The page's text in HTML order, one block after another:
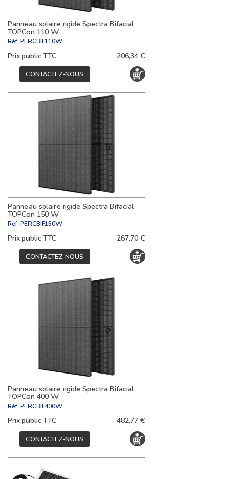
Panneau solaire rigide Spectra Bifacial
TOPCon 110 W
Réf. PERCBIF110W
Prix public TTC 206,34 €
CONTACTEZ-NOUS
Panneau solaire rigide Spectra Bifacial
TOPCon 150 W
Réf. PERCBIF150W
Prix public TTC 267,70 €
CONTACTEZ-NOUS
Panneau solaire rigide Spectra Bifacial
TOPCon 400 W
Réf. PERCBIF400W
Prix public TTC 482,77 €
CONTACTEZ-NOUS